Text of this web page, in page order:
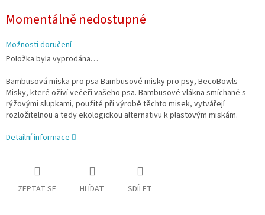
cena:
Momentálně nedostupné
Možnosti doručení
Položka byla vyprodána…
Bambusová miska pro psa Bambusové misky pro psy, BecoBowls -
Misky, které oživí večeři vašeho psa. Bambusové vlákna smíchané s
rýžovými slupkami, použité při výrobě těchto misek, vytvářejí
rozložitelnou a tedy ekologickou alternativu k plastovým miskám.
Detailní informace
ZEPTAT SE HLÍDAT SDÍLET